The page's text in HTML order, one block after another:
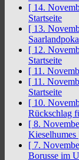
[ 14.
Startseite
[ 13.
[ 12.
Startseite
[ 11.
[ 11.
Startseite
[ 10.
Rückschlag
[ 8.
Kieselhumes
[ 7.
Borusse im